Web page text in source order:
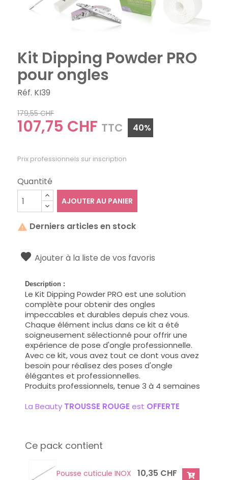
Kit Dipping Powder PRO
pour ongles
Réf. KI39
179,55 CHF
107,75 CHF TTC 40%
Prix professionnels sur inscription
Quantité
AJOUTER AU PANIER
 Derniers articles en stock
Ajouter à la liste de vos favoris
Description :
Le Kit Dipping Powder PRO est une solution
complète pour obtenir des ongles
impeccables et durables depuis chez vous.
Chaque élément inclus dans ce kit a été
soigneusement sélectionné pour offrir une
expérience de pose d'ongle professionnelle.
Avec ce kit, vous avez tout ce dont vous avez
besoin pour réalisez des poses d'ongle
élégantes et professionnelles.
Produits professionnels, tenue 3 à 4 semaines
La Beauty TROUSSE ROUGE est OFFERTE
Ce pack contient
Pousse cuticule INOX
10,35 CHF